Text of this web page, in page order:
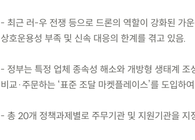
- 최근 러-우 전쟁 등으로 드론의 역할이 강화된 가
상호운용성 부족 및 신속 대응의 한계를 겪고 있음.
- 정부는 특정 업체 종속성 해소와 개방형 생태계
비교·주문하는 ‘표준 조달 마켓플레이스’를 도입하
- 총 20개 정책과제별로 주무기관 및 지원기관을 지